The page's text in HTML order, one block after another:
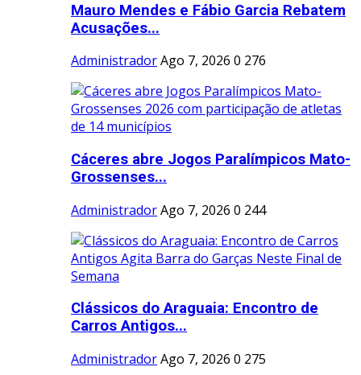
Mauro Mendes e Fábio Garcia Rebatem
Acusações...
AdministradorAgo 7, 2026 0 276
Cáceres abre Jogos Paralímpicos Mato-
Grossenses...
AdministradorAgo 7, 2026 0 244
Clássicos do Araguaia: Encontro de
Carros Antigos...
AdministradorAgo 7, 2026 0 275